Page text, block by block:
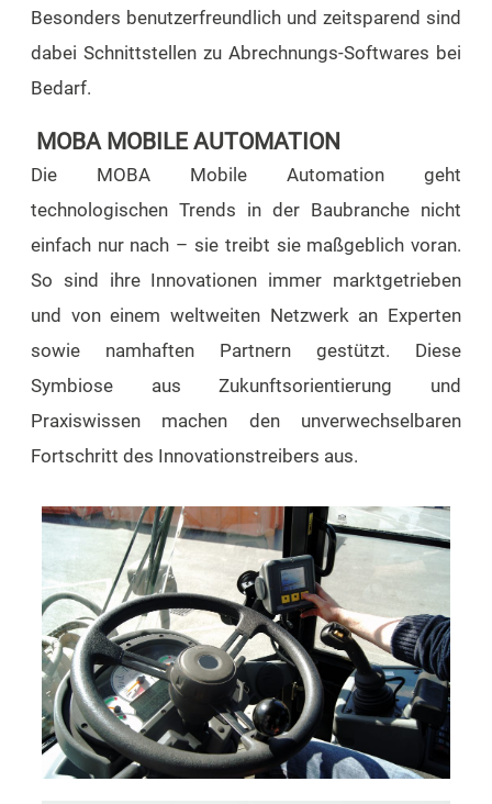
Besonders benutzerfreundlich und zeitsparend sind
dabei Schnittstellen zu Abrechnungs-Softwares bei
Bedarf.
MOBA MOBILE AUTOMATION
Die MOBA Mobile Automation geht
technologischen Trends in der Baubranche nicht
einfach nur nach – sie treibt sie maßgeblich voran.
So sind ihre Innovationen immer marktgetrieben
und von einem weltweiten Netzwerk an Experten
sowie namhaften Partnern gestützt. Diese
Symbiose aus Zukunftsorientierung und
Praxiswissen machen den unverwechselbaren
Fortschritt des Innovationstreibers aus.